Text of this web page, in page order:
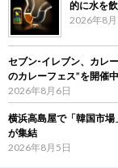
的に水を
2026年8月
セブン‐イレブン、カレ
のカレーフェス”を開催中
2026年8月6日
横浜高島屋で「韓国市
が集結
2026年8月5日